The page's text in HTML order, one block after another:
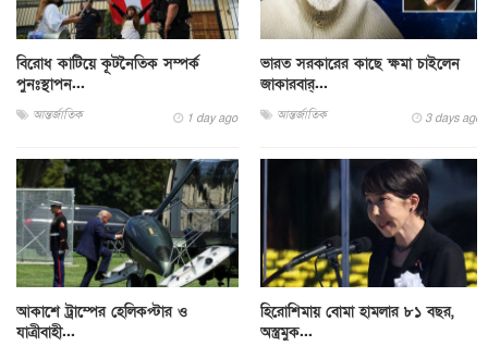
বিরোধ কাটিয়ে কূটনৈতিক সম্পর্ক
পুনঃস্থাপন...
আন্তর্জাতিক 1 day ago
ভারত সরকারের কাছে ক্ষমা চাইলেন
জাকারবার্...
আন্তর্জাতিক 3 days ago
আকাশে ট্রাম্পের হেলিকপ্টার ও
যাত্রীবাহী...
হিরোশিমায় বোমা হামলার ৮১ বছর,
অস্ত্রমুক...